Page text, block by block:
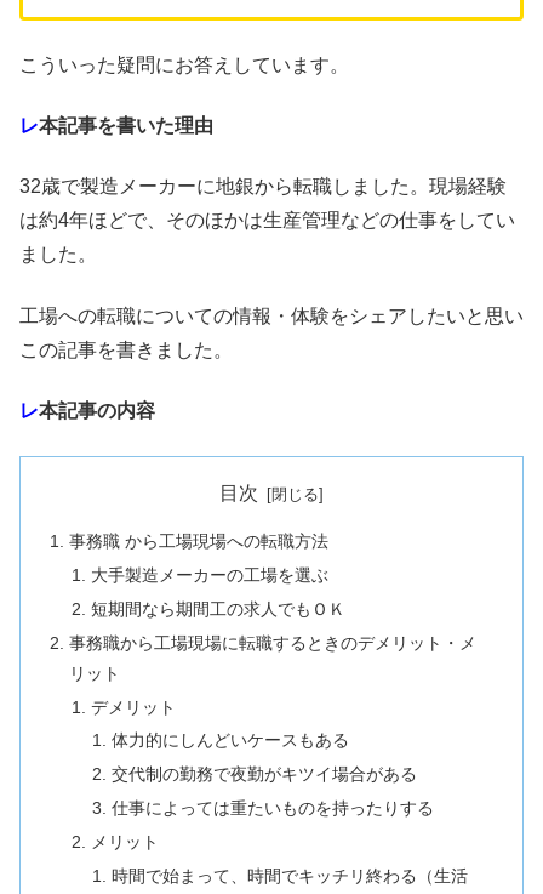
こういった疑問にお答えしています。
レ本記事を書いた理由
32歳で製造メーカーに地銀から転職しました。現場経験
は約4年ほどで、そのほかは生産管理などの仕事をしてい
ました。
工場への転職についての情報・体験をシェアしたいと思い
この記事を書きました。
レ本記事の内容
目次
事務職 から工場現場への転職方法
大手製造メーカーの工場を選ぶ
短期間なら期間工の求人でもＯＫ
事務職から工場現場に転職するときのデメリット・メ
リット
デメリット
体力的にしんどいケースもある
交代制の勤務で夜勤がキツイ場合がある
仕事によっては重たいものを持ったりする
メリット
時間で始まって、時間でキッチリ終わる（生活